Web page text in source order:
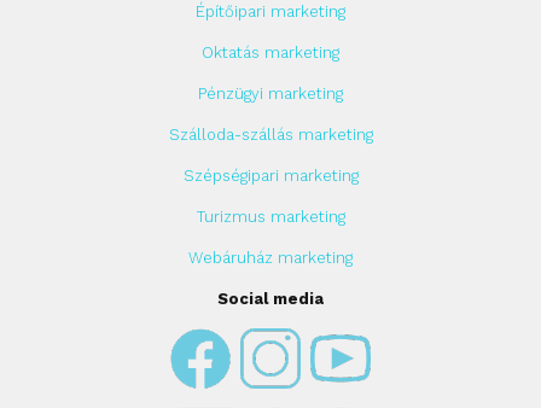
Építőipari marketing
Oktatás marketing
Pénzügyi marketing
Szálloda-szállás marketing
Szépségipari marketing
Turizmus marketing
Webáruház marketing
Social media